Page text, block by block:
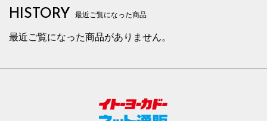
HISTORY 最近ご覧になった商品
最近ご覧になった商品がありません。